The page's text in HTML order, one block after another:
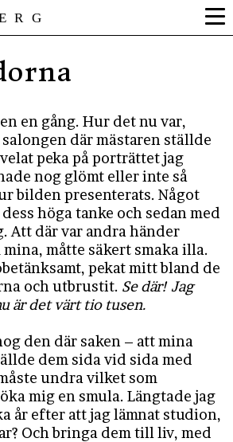
en gång. Hur det nu var,
där mästaren ställde
peka på porträttet jag
nog glömt eller inte så
bilden presenterats. Något
höga tanke och sedan med
Att där var andra händer
måtte säkert smaka illa.
pekat mitt bland de
och utbrustit. Se där! Jag
är det värt tio tusen.
den där saken – att mina
dem sida vid sida med
undra vilket som
mig en smula. Längtade jag
år efter att jag lämnat studion,
Och bringa dem till liv, med